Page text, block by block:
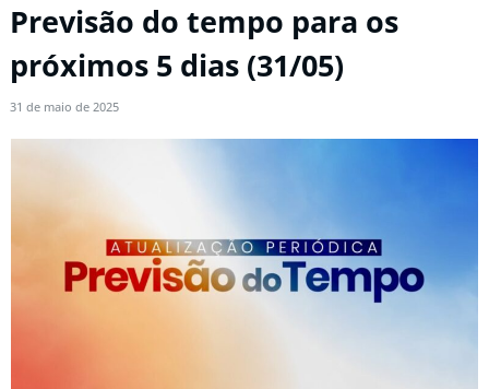
Previsão do tempo para os
próximos 5 dias (31/05)
31 de maio de 2025